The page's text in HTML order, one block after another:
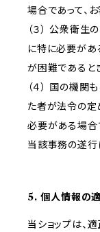
場合であって、
（３） 公衆衛
に特に必要があ
が困難であると
（４） 国の機
た者が法令の定
必要がある場合
当該事務の遂行
5. 個人情報の
当ショップは、